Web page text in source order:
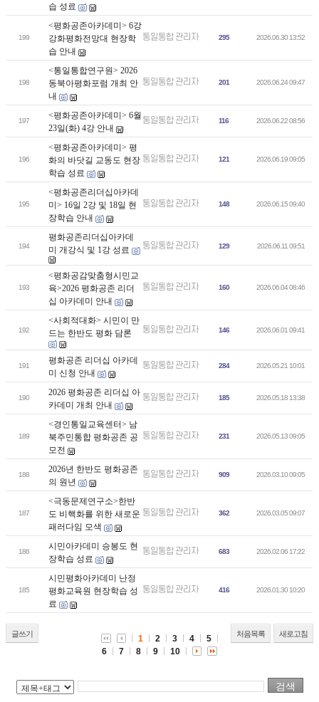
습 성료
199
<평화공존아카데미> 6강
강화평화전망대 현장학
습 안내
통일통합 관리자 295 2026.06.30 13:52
198
<통일통합연구원> 2026
동북아평화포럼 개최 안
내
통일통합 관리자 201 2026.06.24 09:47
197
<평화공존아카데미> 6월
23일(화) 4강 안내
통일통합 관리자 116 2026.06.22 08:56
196
<평화공존아카데미> 평
화의 바닷길 교동도 현장
학습 성료
통일통합 관리자 121 2026.06.19 09:05
195
<평화공존리더십아카데
미> 16일 2강 및 18일 현
장학습 안내
통일통합 관리자 148 2026.06.15 09:40
194
평화공존리더십아카데
미 개강식 및 1강 성료
통일통합 관리자 129 2026.06.11 09:51
193
<평화공감맞춤형시민교
육>2026 평화공존 리더
십 아카데미 안내
통일통합 관리자 160 2026.06.04 08:46
192
<사회적대화> 시민이 만
드는 한반도 평화 담론
통일통합 관리자 146 2026.06.01 09:41
191
평화공존 리더십 아카데
미 신청 안내
통일통합 관리자 284 2026.05.21 10:01
190
2026 평화공존 리더십 아
카데미 개최 안내
통일통합 관리자 185 2026.05.18 13:38
189
<경인통일교육센터> 남
북주민통합 평화공존 공
모전
통일통합 관리자 231 2026.05.13 09:05
188
2026년 한반도 평화공존
의 원년
통일통합 관리자 909 2026.03.10 09:05
187
<극동문제연구소>한반
도 비핵화를 위한 새로운
패러다임 모색
통일통합 관리자 362 2026.03.05 09:07
186
시민아카데미 승봉도 현
장학습 성료
통일통합 관리자 683 2026.02.06 17:22
185
시민평화아카데미 난정
평화교육원 현장학습 성
료
통일통합 관리자 416 2026.01.30 10:20
글쓰기 처음목록 새로고침
1 2 3 4
5
6
7 8 9 10